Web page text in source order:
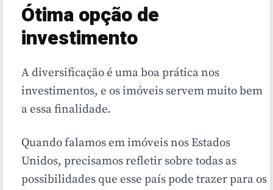
Ótima opção de
investimento
A diversificação é uma boa prática nos
investimentos, e os imóveis servem muito bem
a essa finalidade.
Quando falamos em imóveis nos Estados
Unidos, precisamos refletir sobre todas as
possibilidades que esse país pode trazer para os